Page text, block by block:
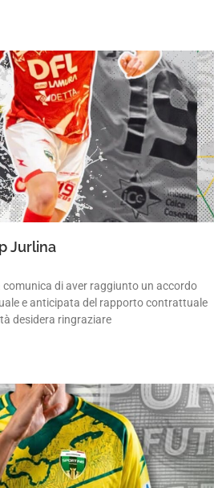
Jurlina
comunica di aver raggiunto un accordo
e anticipata del rapporto contrattuale
desidera ringraziare